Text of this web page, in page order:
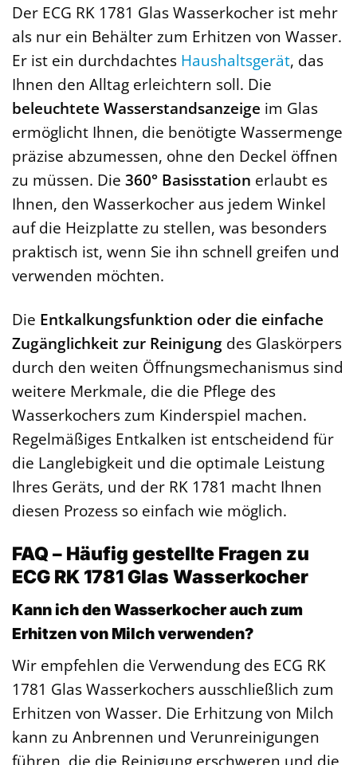
Der ECG RK 1781 Glas Wasserkocher ist mehr
als nur ein Behälter zum Erhitzen von Wasser.
Er ist ein durchdachtes Haushaltsgerät, das
Ihnen den Alltag erleichtern soll. Die
beleuchtete Wasserstandsanzeige im Glas
ermöglicht Ihnen, die benötigte Wassermenge
präzise abzumessen, ohne den Deckel öffnen
zu müssen. Die 360° Basisstation erlaubt es
Ihnen, den Wasserkocher aus jedem Winkel
auf die Heizplatte zu stellen, was besonders
praktisch ist, wenn Sie ihn schnell greifen und
verwenden möchten.
Die Entkalkungsfunktion oder die einfache
Zugänglichkeit zur Reinigung des Glaskörpers
durch den weiten Öffnungsmechanismus sind
weitere Merkmale, die die Pflege des
Wasserkochers zum Kinderspiel machen.
Regelmäßiges Entkalken ist entscheidend für
die Langlebigkeit und die optimale Leistung
Ihres Geräts, und der RK 1781 macht Ihnen
diesen Prozess so einfach wie möglich.
FAQ – Häufig gestellte Fragen zu
ECG RK 1781 Glas Wasserkocher
Kann ich den Wasserkocher auch zum
Erhitzen von Milch verwenden?
Wir empfehlen die Verwendung des ECG RK
1781 Glas Wasserkochers ausschließlich zum
Erhitzen von Wasser. Die Erhitzung von Milch
kann zu Anbrennen und Verunreinigungen
führen, die die Reinigung erschweren und die